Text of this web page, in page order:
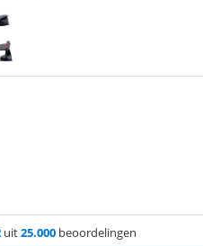
uit25.000 beoordelingen